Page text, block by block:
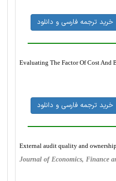
خرید ترجمه فارسی و دانلود
Evaluating The Factor Of Cost And
خرید ترجمه فارسی و دانلود
External audit quality and
Journal of Economics, Finance